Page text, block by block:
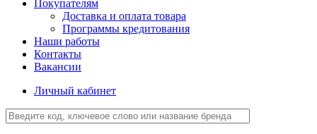
Покупателям
Доставка и оплата товара
Программы кредитования
Наши работы
Контакты
Вакансии
Личный кабинет